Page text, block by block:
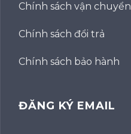
Chính sách vận chuyển
Chính sách đổi trả
Chính sách bảo hành
ĐĂNG KÝ EMAIL